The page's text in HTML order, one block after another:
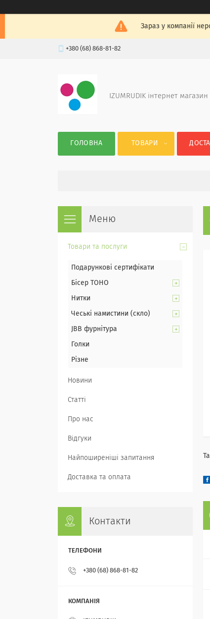
Зараз у компанії
+380 (68) 868-81-82
IZUMRUDIK інтернет магазин
ГОЛОВНА ТОВАРИ
Товари та послуги
Подарункові сертифікати
Бісер TOHO
Нитки
Чеські намистини (скло)
JBB фурнітура
Голки
Різне
Новини
Статті
Про нас
Відгуки
Найпоширеніші запитання
Доставка та оплата
Контакти
+380 (68) 868-81-82